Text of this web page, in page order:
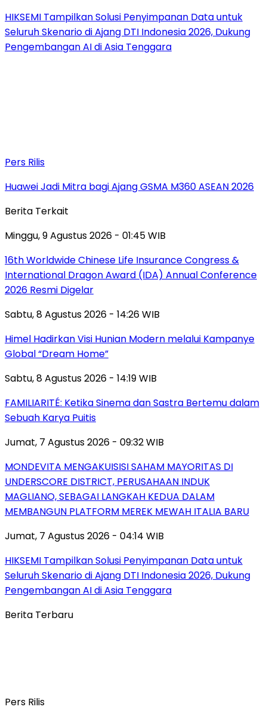
HIKSEMI Tampilkan Solusi Penyimpanan Data untuk
Seluruh Skenario di Ajang DTI Indonesia 2026, Dukung
Pengembangan AI di Asia Tenggara
Pers Rilis
Huawei Jadi Mitra bagi Ajang GSMA M360 ASEAN 2026
Berita Terkait
Minggu, 9 Agustus 2026 - 01:45 WIB
16th Worldwide Chinese Life Insurance Congress &
International Dragon Award (IDA) Annual Conference
2026 Resmi Digelar
Sabtu, 8 Agustus 2026 - 14:26 WIB
Himel Hadirkan Visi Hunian Modern melalui Kampanye
Global “Dream Home”
Sabtu, 8 Agustus 2026 - 14:19 WIB
FAMILIARITÉ: Ketika Sinema dan Sastra Bertemu dalam
Sebuah Karya Puitis
Jumat, 7 Agustus 2026 - 09:32 WIB
MONDEVITA MENGAKUISISI SAHAM MAYORITAS DI
UNDERSCORE DISTRICT, PERUSAHAAN INDUK
MAGLIANO, SEBAGAI LANGKAH KEDUA DALAM
MEMBANGUN PLATFORM MEREK MEWAH ITALIA BARU
Jumat, 7 Agustus 2026 - 04:14 WIB
HIKSEMI Tampilkan Solusi Penyimpanan Data untuk
Seluruh Skenario di Ajang DTI Indonesia 2026, Dukung
Pengembangan AI di Asia Tenggara
Berita Terbaru
Pers Rilis